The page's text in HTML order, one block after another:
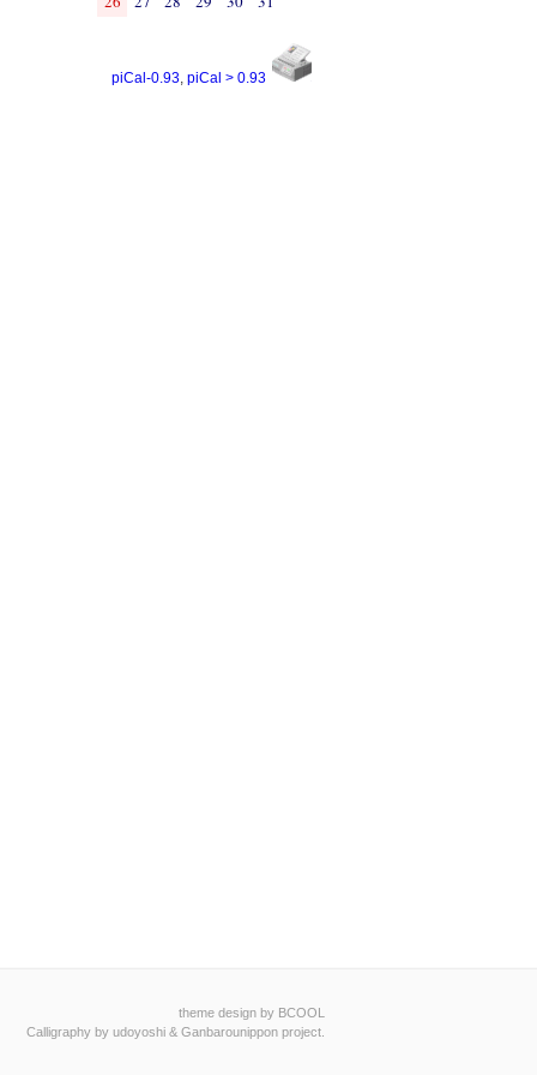
piCal-0.93 piCal > 0.93
theme design by BCOOL
Calligraphy by udoyoshi & Ganbarounippon project